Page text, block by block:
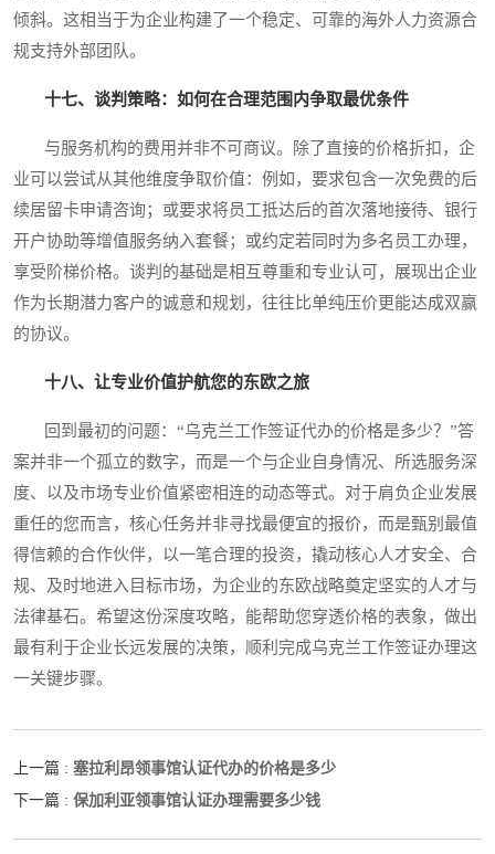
倾斜。这相当于为企业构建了一个稳定、可靠的海外人力资源合
规支持外部团队。
十七、谈判策略：如何在合理范围内争取最优条件
与服务机构的费用并非不可商议。除了直接的价格折扣，企
业可以尝试从其他维度争取价值：例如，要求包含一次免费的后
续居留卡申请咨询；或要求将员工抵达后的首次落地接待、银行
开户协助等增值服务纳入套餐；或约定若同时为多名员工办理，
享受阶梯价格。谈判的基础是相互尊重和专业认可，展现出企业
作为长期潜力客户的诚意和规划，往往比单纯压价更能达成双赢
的协议。
十八、让专业价值护航您的东欧之旅
回到最初的问题：“乌克兰工作签证代办的价格是多少？”答
案并非一个孤立的数字，而是一个与企业自身情况、所选服务深
度、以及市场专业价值紧密相连的动态等式。对于肩负企业发展
重任的您而言，核心任务并非寻找最便宜的报价，而是甄别最值
得信赖的合作伙伴，以一笔合理的投资，撬动核心人才安全、合
规、及时地进入目标市场，为企业的东欧战略奠定坚实的人才与
法律基石。希望这份深度攻略，能帮助您穿透价格的表象，做出
最有利于企业长远发展的决策，顺利完成乌克兰工作签证办理这
一关键步骤。
上一篇 : 塞拉利昂领事馆认证代办的价格是多少
下一篇 : 保加利亚领事馆认证办理需要多少钱